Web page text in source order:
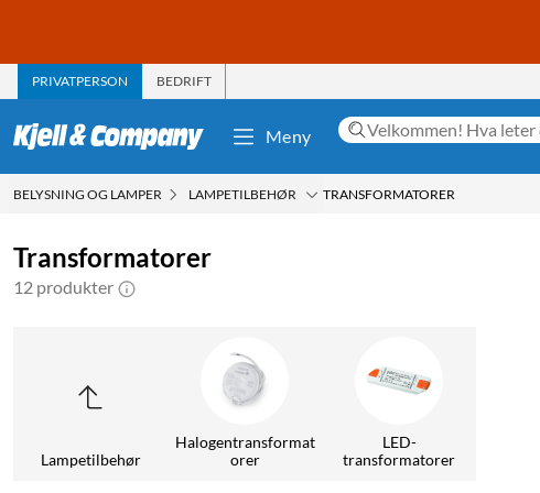
PRIVATPERSON BEDRIFT
Meny
BELYSNING OG LAMPER LAMPETILBEHØR TRANSFORMATORER
Transformatorer
12 produkter
Lampetilbehør
Halogentransformat
orer
LED-
transformatorer